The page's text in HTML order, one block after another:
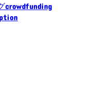
crowdfunding